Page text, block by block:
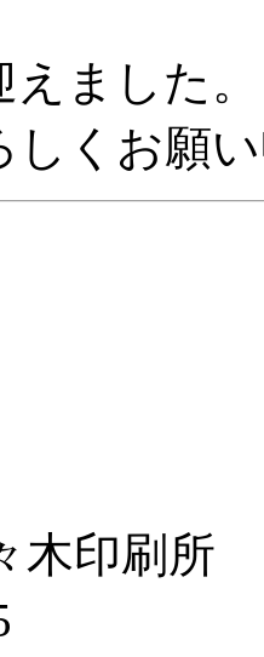
えました
しくお願
木印刷所